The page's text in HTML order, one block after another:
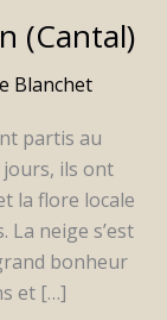
(Cantal)
Blanchet
partis au
jours, ils ont
la flore locale
La neige s’est
bonheur
et […]